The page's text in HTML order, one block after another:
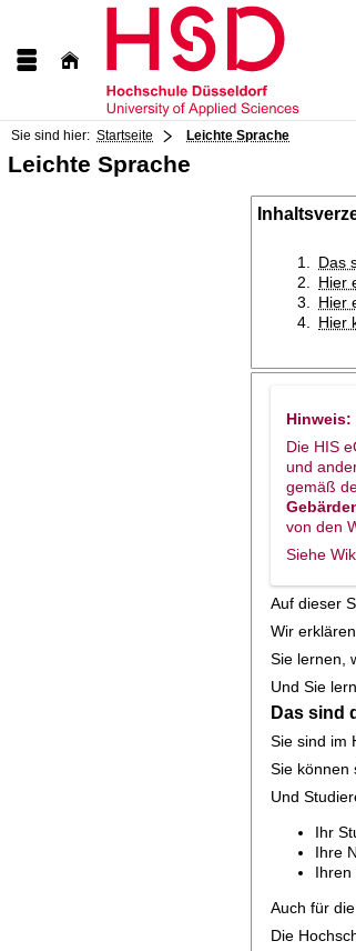
Sie sind hier: Startseite Leichte Sprache
Leichte Sprache
Das
Hier
Hier
Hier
Hinweis:
Die HIS
und
gemäß
von den
Siehe
Auf dieser
Wir
Sie lernen,
Und Sie
Das sind
Sie sind im
Sie können
Und
Ihr
Ihre
Ihren
Auch für
Die